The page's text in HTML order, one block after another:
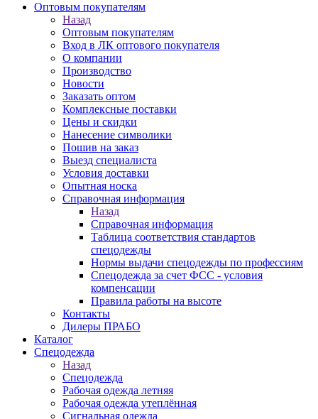
Оптовым покупателям
Назад
Оптовым покупателям
Вход в ЛК оптового покупателя
О компании
Производство
Новости
Заказать оптом
Комплексные поставки
Цены и скидки
Нанесение символики
Пошив на заказ
Выезд специалиста
Условия доставки
Опытная носка
Справочная информация
Назад
Справочная информация
Таблица соответствия стандартов
спецодежды
Нормы выдачи спецодежды по профессиям
Спецодежда за счет ФСС - условия
компенсации
Правила работы на высоте
Контакты
Дилеры ПРАБО
Каталог
Спецодежда
Назад
Спецодежда
Рабочая одежда летняя
Рабочая одежда утеплённая
Сигнальная одежда